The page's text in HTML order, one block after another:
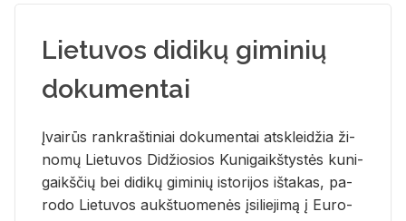
Lietuvos didikų giminių
dokumentai
Įvai­rūs rank­raš­ti­niai do­ku­men­tai at­sklei­džia ži­
no­mų Lie­tu­vos Di­džio­sios Ku­ni­gaikš­tys­tės ku­ni­
gaikš­čių bei di­di­kų gi­mi­nių is­to­ri­jos iš­ta­kas, pa­
ro­do Lie­tu­vos aukš­tuo­me­nės įsi­lie­ji­mą į Eu­ro­